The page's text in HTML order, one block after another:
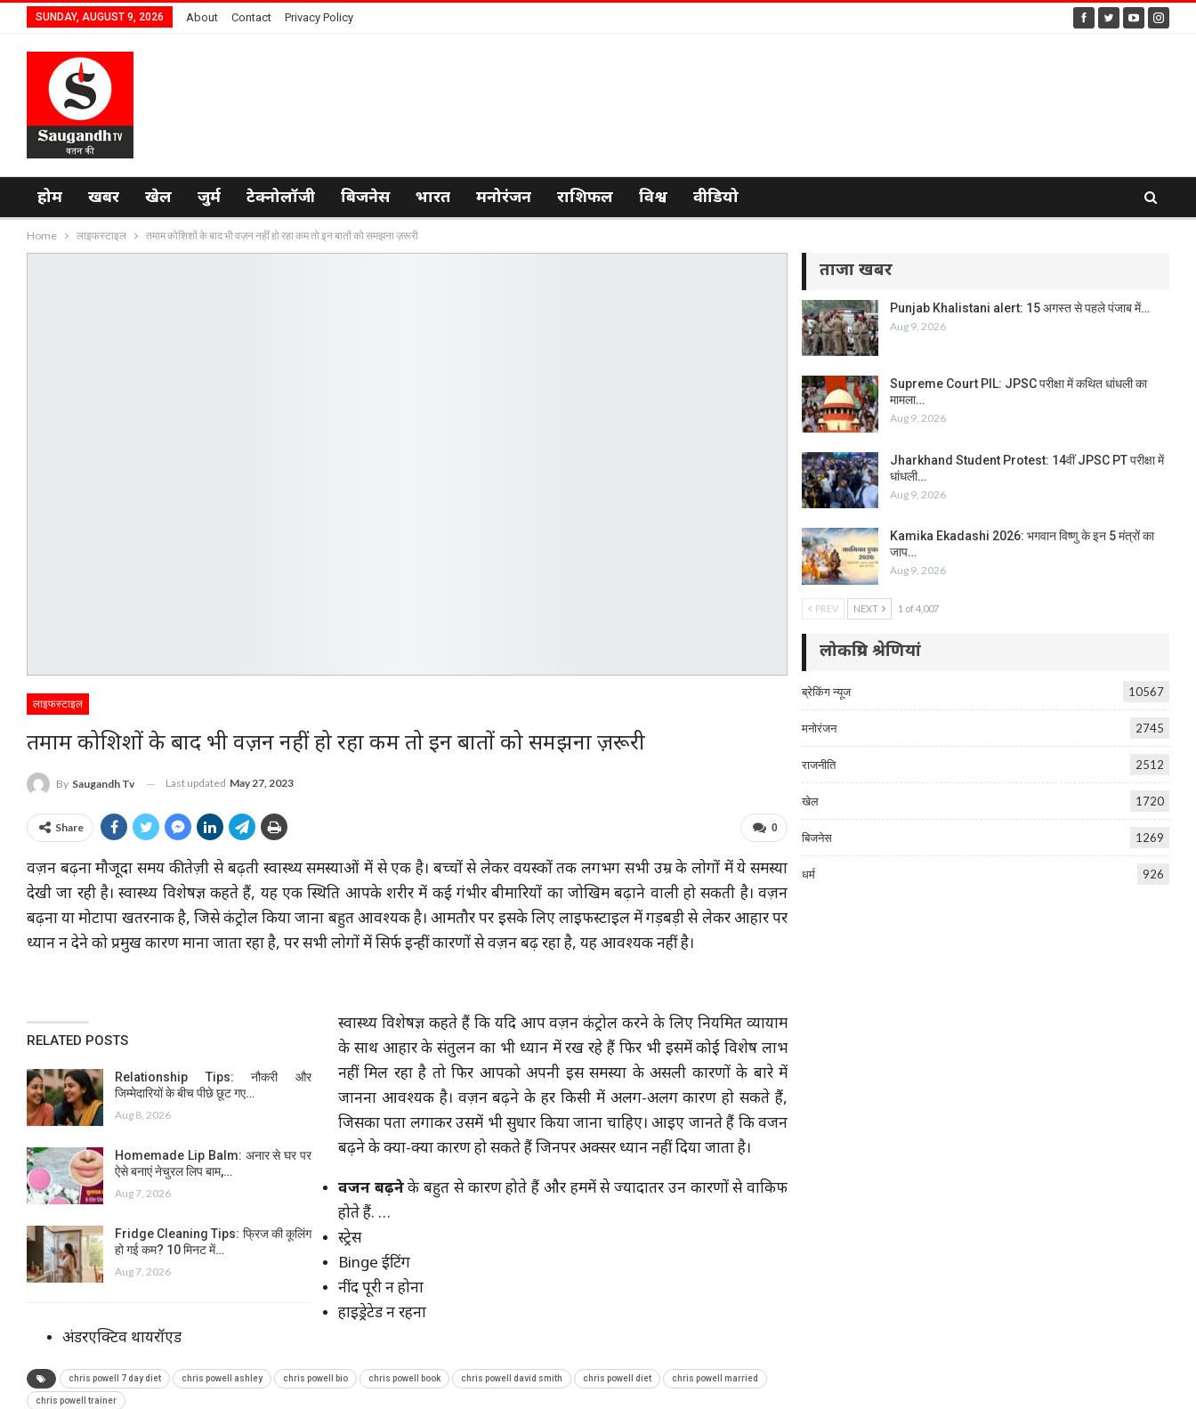
SUNDAY, AUGUST 9, 2026 About Contact Privacy Policy
होम खबर खेल जुर्म टेक्नोलॉजी बिजनेस भारत मनोरंजन राशिफल विश्व वीडियो
Home लाइफस्टाइल तमाम कोशिशों के बाद भी वज़न नहीं हो रहा कम तो इन बातों को समझना ज़रूरी
लाइफस्टाइल
तमाम कोशिशों के बाद भी वज़न नहीं हो रहा कम तो इन बातों को समझना ज़रूरी
By Saugandh Tv Last updated May 27, 2023
0
Share
वज़न बढ़ना मौजूदा समय की तेज़ी से बढ़ती स्वास्थ्य समस्याओं में से एक है। बच्चों से लेकर वयस्कों तक लगभग सभी उम्र के लोगों में ये समस्या
देखी जा रही है। स्वास्थ्य विशेषज्ञ कहते हैं, यह एक स्थिति आपके शरीर में कई गंभीर बीमारियों का जोखिम बढ़ाने वाली हो सकती है। वज़न
बढ़ना या मोटापा खतरनाक है, जिसे कंट्रोल किया जाना बहुत आवश्यक है। आमतौर पर इसके लिए लाइफस्टाइल में गड़बड़ी से लेकर आहार पर
ध्यान न देने को प्रमुख कारण माना जाता रहा है, पर सभी लोगों में सिर्फ इन्हीं कारणों से वज़न बढ़ रहा है, यह आवश्यक नहीं है।
RELATED POSTS
Relationship Tips: नौकरी और
जिम्मेदारियों के बीच पीछे छूट गए…
Aug 8, 2026
Homemade Lip Balm: अनार से घर पर
ऐसे बनाएं नेचुरल लिप बाम,…
Aug 7, 2026
Fridge Cleaning Tips: फ्रिज की कूलिंग
हो गई कम? 10 मिनट में…
Aug 7, 2026
स्वास्थ्य विशेषज्ञ कहते हैं कि यदि आप वज़न कंट्रोल करने के लिए नियमित व्यायाम
के साथ आहार के संतुलन का भी ध्यान में रख रहे हैं फिर भी इसमें कोई विशेष लाभ
नहीं मिल रहा है तो फिर आपको अपनी इस समस्या के असली कारणों के बारे में
जानना आवश्यक है। वज़न बढ़ने के हर किसी में अलग-अलग कारण हो सकते हैं,
जिसका पता लगाकर उसमें भी सुधार किया जाना चाहिए। आइए जानते हैं कि वजन
बढ़ने के क्या-क्या कारण हो सकते हैं जिनपर अक्सर ध्यान नहीं दिया जाता है।
वजन बढ़नेके बहुत से कारण होते हैं और हममें से ज्यादातर उन कारणों से वाकिफ
होते हैं. …
स्ट्रेस
Binge ईटिंग
नींद पूरी न होना
हाइड्रेटेड न रहना
अंडरएक्टिव थायरॉएड
chris powell 7 day diet chris powell ashley chris powell bio chris powell book chris powell david smith chris powell diet chris powell married
chris powell trainer
ताजा खबर
Punjab Khalistani alert: 15 अगस्त से पहले पंजाब में…
Aug 9, 2026
Supreme Court PIL: JPSC परीक्षा में कथित धांधली का
मामला…
Aug 9, 2026
Jharkhand Student Protest: 14वीं JPSC PT परीक्षा में
धांधली…
Aug 9, 2026
Kamika Ekadashi 2026: भगवान विष्णु के इन 5 मंत्रों का
जाप…
Aug 9, 2026
PREV NEXT 1 of 4,007
लोकप्रिय श्रेणियां
ब्रेकिंग न्यूज 10567
मनोरंजन 2745
राजनीति 2512
खेल 1720
बिजनेस 1269
धर्म 926